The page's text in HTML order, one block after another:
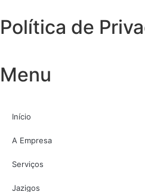
Política de
Menu
Início
A Empresa
Serviços
Jazigos